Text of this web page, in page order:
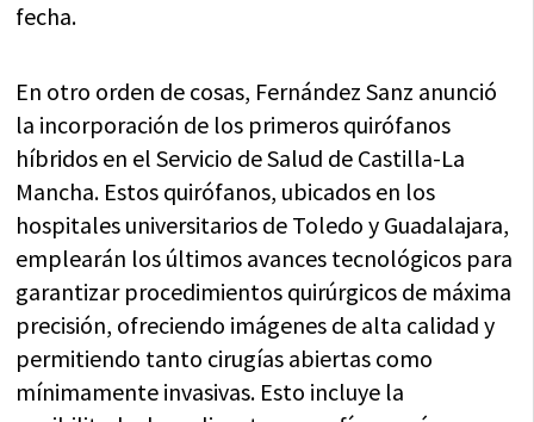
fecha.
En otro orden de cosas, Fernández Sanz anunció
la incorporación de los primeros quirófanos
híbridos en el Servicio de Salud de Castilla-La
Mancha. Estos quirófanos, ubicados en los
hospitales universitarios de Toledo y Guadalajara,
emplearán los últimos avances tecnológicos para
garantizar procedimientos quirúrgicos de máxima
precisión, ofreciendo imágenes de alta calidad y
permitiendo tanto cirugías abiertas como
mínimamente invasivas. Esto incluye la